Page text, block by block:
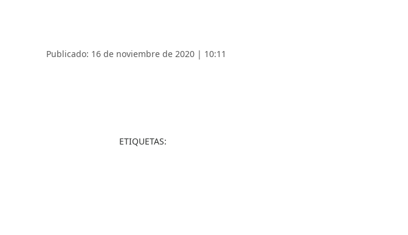
Publicado: 16 de noviembre de 2020 | 10:11
ETIQUETAS: